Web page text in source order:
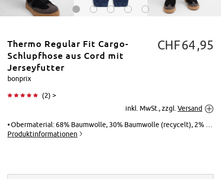
Thermo Regular Fit Cargo-
Schlupfhose aus Cord mit
Jerseyfutter
bonprix
(2) >
CHF64 95
inkl. MwSt., zzgl. Versand
Obermaterial: 68% Baumwolle, 30% Baumwolle (recycelt), 2% Elasthan, Futter: 100% Baumwolle
Produktinformationen